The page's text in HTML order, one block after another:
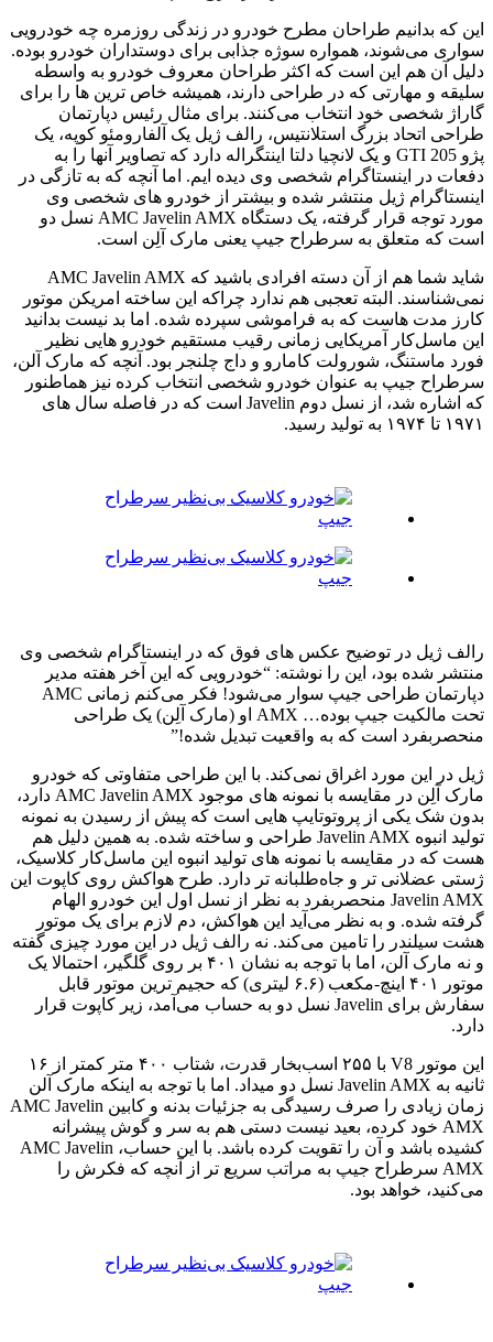
این که بدانیم طراحان مطرح خودرو در زندگی روزمره چه خودرویی
سواری می‌شوند، همواره سوژه جذابی برای دوستداران خودرو بوده.
دلیل آن هم این است که اکثر طراحان معروف خودرو به واسطه
سلیقه و مهارتی که در طراحی دارند، همیشه خاص ترین ها را برای
گاراژ شخصی خود انتخاب می‌کنند. برای مثال رئیس دپارتمان
طراحی اتحاد بزرگ استلانتیس، رالف ژیل یک آلفارومئو کوپه، یک
پژو 205 GTI و یک لانچیا دلتا اینتگراله دارد که تصاویر آنها را به
دفعات در اینستاگرام شخصی وی دیده ایم. اما آنچه که به تازگی در
اینستاگرام ژیل منتشر شده و بیشتر از خودرو های شخصی وی
مورد توجه قرار گرفته، یک دستگاه AMC Javelin AMX نسل دو
است که متعلق به سرطراح جیپ یعنی مارک آلِن است.
شاید شما هم از آن دسته افرادی باشید که AMC Javelin AMX
نمی‌شناسند. البته تعجبی هم ندارد چراکه این ساخته امریکن موتور
کارز مدت هاست که به فراموشی سپرده شده. اما بد نیست بدانید
این ماسل‌کار آمریکایی زمانی رقیب مستقیم خودرو هایی نظیر
فورد ماستنگ، شورولت کامارو و داج چلنجر بود. آنچه که مارک آلن،
سرطراح جیپ به عنوان خودرو شخصی انتخاب کرده نیز هماطنور
که اشاره شد، از نسل دوم Javelin است که در فاصله سال های
۱۹۷۱ تا ۱۹۷۴ به تولید رسید.
رالف ژیل در توضیح عکس های فوق که در اینستاگرام شخصی وی
منتشر شده بود، این را نوشته: “خودرویی که این آخر هفته مدیر
دپارتمان طراحی جیپ سوار می‌شود! فکر می‌کنم زمانی AMC
تحت مالکیت جیپ بوده… AMX او (مارک آلِن) یک طراحی
منحصربفرد است که به واقعیت تبدیل شده!”
ژیل در این مورد اغراق نمی‌کند. با این طراحی متفاوتی که خودرو
مارک آلِن در مقایسه با نمونه های موجود AMC Javelin AMX دارد،
بدون شک یکی از پروتوتایپ هایی است که پیش از رسیدن به نمونه
تولید انبوه Javelin AMX طراحی و ساخته شده. به همین دلیل هم
هست که در مقایسه با نمونه های تولید انبوه این ماسل‌کار کلاسیک،
ژستی عضلانی تر و جاه‌طلبانه تر دارد. طرح هواکش روی کاپوت این
Javelin AMX منحصربفرد به نظر از نسل اول این خودرو الهام
گرفته شده. و به نظر می‌آید این هواکش، دم لازم برای یک موتور
هشت سیلندر را تامین می‌کند. نه رالف ژیل در این مورد چیزی گفته
و نه مارک آلن، اما با توجه به نشان ۴۰۱ بر روی گلگیر، احتمالا یک
موتور ۴۰۱ اینچ-مکعب (۶.۶ لیتری) که حجیم ترین موتور قابل
سفارش برای Javelin نسل دو به حساب می‌آمد، زیر کاپوت قرار
دارد.
این موتور V8 با ۲۵۵ اسب‌بخار قدرت، شتاب ۴۰۰ متر کمتر از ۱۶
ثانیه به Javelin AMX نسل دو میداد. اما با توجه به اینکه مارک آلن
زمان زیادی را صرف رسیدگی به جزئیات بدنه و کابین AMC Javelin
AMX خود کرده، بعید نیست دستی هم به سر و گوش پیشرانه
کشیده باشد و آن را تقویت کرده باشد. با این حساب، AMC Javelin
AMX سرطراح جیپ به مراتب سریع تر از آنچه که فکرش را
می‌کنید، خواهد بود.